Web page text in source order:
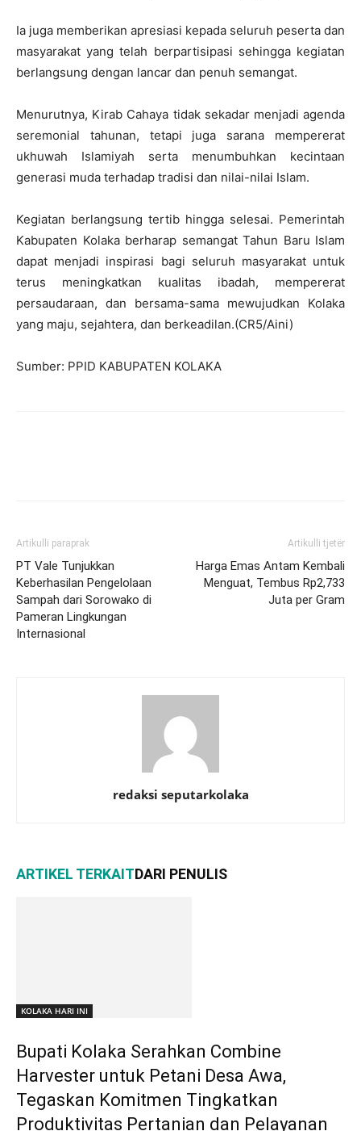
Ia juga memberikan apresiasi kepada seluruh peserta dan
masyarakat yang telah berpartisipasi sehingga kegiatan
berlangsung dengan lancar dan penuh semangat.
Menurutnya, Kirab Cahaya tidak sekadar menjadi agenda
seremonial tahunan, tetapi juga sarana mempererat
ukhuwah Islamiyah serta menumbuhkan kecintaan
generasi muda terhadap tradisi dan nilai-nilai Islam.
Kegiatan berlangsung tertib hingga selesai. Pemerintah
Kabupaten Kolaka berharap semangat Tahun Baru Islam
dapat menjadi inspirasi bagi seluruh masyarakat untuk
terus meningkatkan kualitas ibadah, mempererat
persaudaraan, dan bersama-sama mewujudkan Kolaka
yang maju, sejahtera, dan berkeadilan.(CR5/Aini)
Sumber: PPID KABUPATEN KOLAKA
Artikulli paraprak
PT Vale Tunjukkan
Keberhasilan Pengelolaan
Sampah dari Sorowako di
Pameran Lingkungan
Internasional
Artikulli tjetër
Harga Emas Antam Kembali
Menguat, Tembus Rp2,733
Juta per Gram
redaksi seputarkolaka
ARTIKEL TERKAITDARI PENULIS
KOLAKA HARI INI
Bupati Kolaka Serahkan Combine
Harvester untuk Petani Desa Awa,
Tegaskan Komitmen Tingkatkan
Produktivitas Pertanian dan Pelayanan